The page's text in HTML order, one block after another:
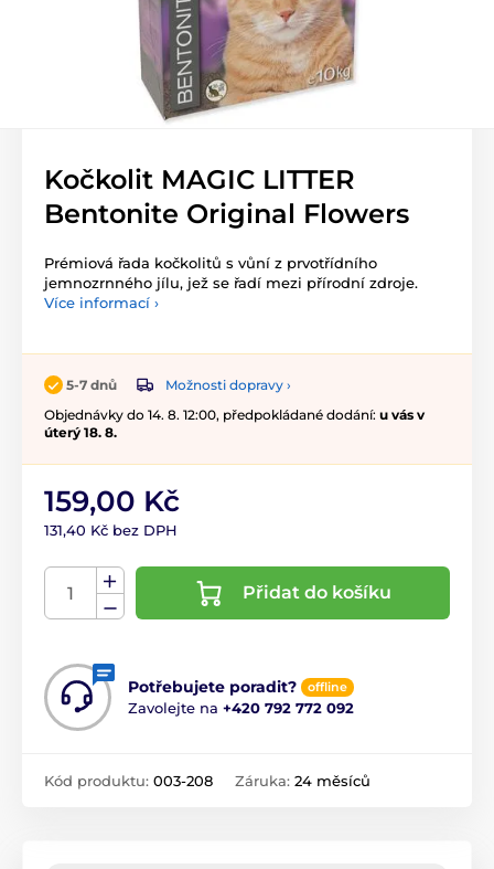
Kočkolit MAGIC LITTER
Bentonite Original Flowers
Prémiová řada kočkolitů s vůní z prvotřídního
jemnozrnného jílu, jež se řadí mezi přírodní zdroje.
Více informací ›
5-7 dnů
Možnosti dopravy ›
Objednávky do 14. 8. 12:00, předpokládané dodání: u vás v
úterý 18. 8.
159,00 Kč
131,40 Kč bez DPH
Přidat do košíku
Potřebujete poradit? offline
Zavolejte na +420 792 772 092
Kód produktu: 003-208 Záruka: 24 měsíců